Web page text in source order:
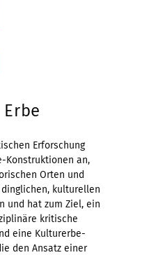
Erforschung
Konstruktionen an,
Orten und
kulturellen
und hat zum Ziel, ein
kritische
eine Kulturerbe-
den Ansatz einer